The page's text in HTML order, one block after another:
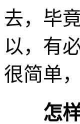
去，毕
以，有
很简单
怎样